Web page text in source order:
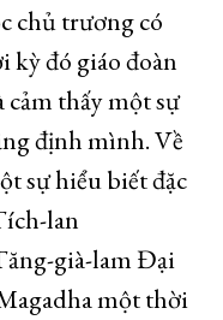
chủ trương có
đó giáo đoàn
cảm thấy một sự
định mình. Về
sự hiểu biết đặc
lan
già-lam Đại
một thời